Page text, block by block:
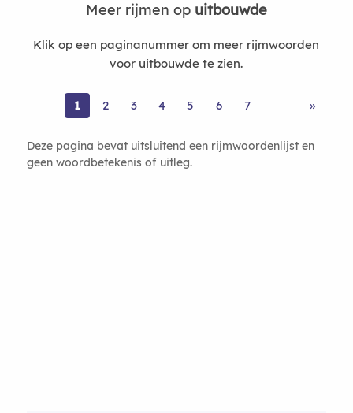
Meer rijmen op uitbouwde
Klik op een paginanummer om meer rijmwoorden
voor uitbouwde te zien.
1 2 3 4 5 6 7 »
Deze pagina bevat uitsluitend een rijmwoordenlijst en
geen woordbetekenis of uitleg.